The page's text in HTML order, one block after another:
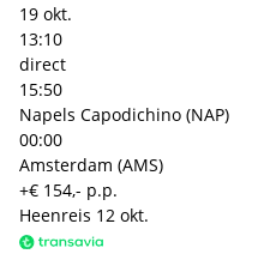
19 okt.
13:10
direct
15:50
Napels Capodichino (NAP)
00:00
Amsterdam (AMS)
+€ 154,- p.p.
Heenreis 12 okt.